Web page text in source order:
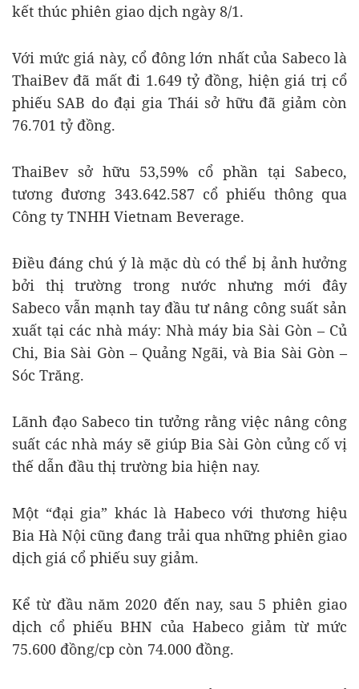
kết thúc phiên giao dịch ngày 8/1.
Với mức giá này, cổ đông lớn nhất của Sabeco là
ThaiBev đã mất đi 1.649 tỷ đồng, hiện giá trị cổ
phiếu SAB do đại gia Thái sở hữu đã giảm còn
76.701 tỷ đồng.
ThaiBev sở hữu 53,59% cổ phần tại Sabeco,
tương đương 343.642.587 cổ phiếu thông qua
Công ty TNHH Vietnam Beverage.
Điều đáng chú ý là mặc dù có thể bị ảnh hưởng
bởi thị trường trong nước nhưng mới đây
Sabeco vẫn mạnh tay đầu tư nâng công suất sản
xuất tại các nhà máy: Nhà máy bia Sài Gòn – Củ
Chi, Bia Sài Gòn – Quảng Ngãi, và Bia Sài Gòn –
Sóc Trăng.
Lãnh đạo Sabeco tin tưởng rằng việc nâng công
suất các nhà máy sẽ giúp Bia Sài Gòn củng cố vị
thế dẫn đầu thị trường bia hiện nay.
Một “đại gia” khác là Habeco với thương hiệu
Bia Hà Nội cũng đang trải qua những phiên giao
dịch giá cổ phiếu suy giảm.
Kể từ đầu năm 2020 đến nay, sau 5 phiên giao
dịch cổ phiếu BHN của Habeco giảm từ mức
75.600 đồng/cp còn 74.000 đồng.